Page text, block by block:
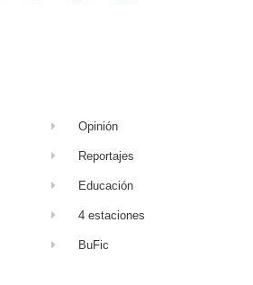
Opinión
Reportajes
Educación
4 estaciones
BuFic